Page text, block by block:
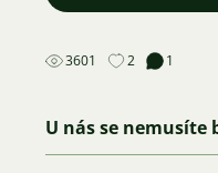
3601 2 1
U nás se